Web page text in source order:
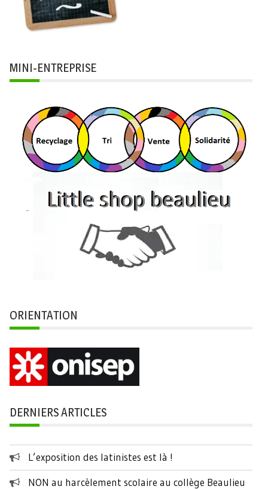
MINI-ENTREPRISE
ORIENTATION
DERNIERS ARTICLES
L’exposition des latinistes est là !
NON au harcèlement scolaire au collège Beaulieu